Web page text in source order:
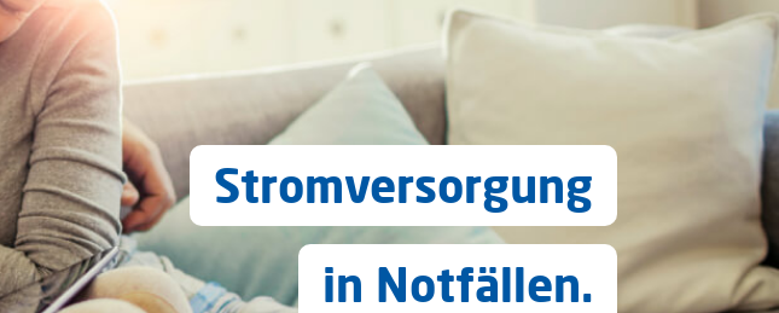
Stromversorgung
in Notfällen.